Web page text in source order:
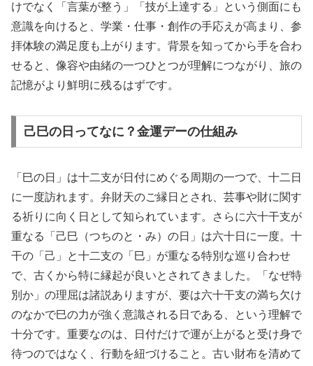
けでなく「言葉が整う」「技が上達する」という側面にも
意識を向けると、学業・仕事・創作の手応えが高まり、参
拝体験の満足度も上がります。背景を知ってから手を合わ
せると、像容や由緒の一つひとつが理解につながり、旅の
記憶がより鮮明に残るはずです。
己巳の日ってなに？金運デーの仕組み
「巳の日」は十二支が日付にめぐる周期の一つで、十二日
に一度訪れます。弁財天のご縁日とされ、芸事や財に関す
る祈りに向く日として知られています。さらに六十干支が
重なる「己巳（つちのと・み）の日」は六十日に一度。十
干の「己」と十二支の「巳」が重なる特別な巡り合わせ
で、古くから特に縁起が良いとされてきました。「なぜ特
別か」の理屈は諸説ありますが、要は六十干支の満ち欠け
のなかで巳の力が強く意識される日である、という理解で
十分です。重要なのは、日付だけで運が上がると受け身で
待つのではなく、行動を紐づけること。古い財布を清めて